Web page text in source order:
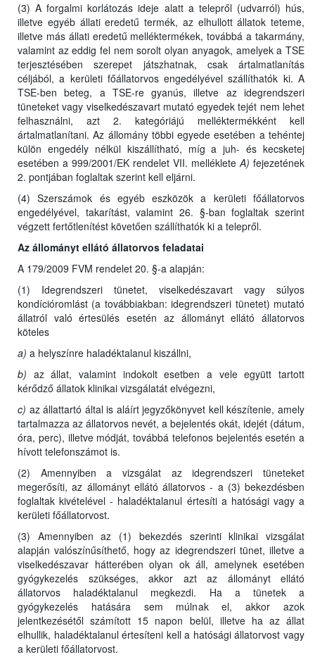
(3) A forgalmi korlátozás ideje alatt a telepről (udvarról) hús,
illetve egyéb állati eredetű termék, az elhullott állatok teteme,
illetve más állati eredetű melléktermékek, továbbá a takarmány,
valamint az eddig fel nem sorolt olyan anyagok, amelyek a TSE
terjesztésében szerepet játszhatnak, csak ártalmatlanítás
céljából, a kerületi főállatorvos engedélyével szállíthatók ki. A
TSE-ben beteg, a TSE-re gyanús, illetve az idegrendszeri
tüneteket vagy viselkedészavart mutató egyedek tejét nem lehet
felhasználni, azt 2. kategóriájú melléktermékként kell
ártalmatlanítani. Az állomány többi egyede esetében a tehéntej
külön engedély nélkül kiszállítható, míg a juh- és kecsketej
esetében a 999/2001/EK rendelet VII. mellékleteA) fejezetének
2. pontjában foglaltak szerint kell eljárni.
(4) Szerszámok és egyéb eszközök a kerületi főállatorvos
engedélyével, takarítást, valamint 26. §-ban foglaltak szerint
végzett fertőtlenítést követően szállíthatók ki a telepről.
Az állományt ellátó állatorvos feladatai
A 179/2009 FVM rendelet 20. §-a alapján:
(1) Idegrendszeri tünetet, viselkedészavart vagy súlyos
kondícióromlást (a továbbiakban: idegrendszeri tünetet) mutató
állatról való értesülés esetén az állományt ellátó állatorvos
köteles
a) a helyszínre haladéktalanul kiszállni,
b) az állat, valamint indokolt esetben a vele együtt tartott
kérődző állatok klinikai vizsgálatát elvégezni,
c) az állattartó által is aláírt jegyzőkönyvet kell készítenie, amely
tartalmazza az állatorvos nevét, a bejelentés okát, idejét (dátum,
óra, perc), illetve módját, továbbá telefonos bejelentés esetén a
hívott telefonszámot is.
(2) Amennyiben a vizsgálat az idegrendszeri tüneteket
megerősíti, az állományt ellátó állatorvos - a (3) bekezdésben
foglaltak kivételével - haladéktalanul értesíti a hatósági vagy a
kerületi főállatorvost.
(3) Amennyiben az (1) bekezdés szerinti klinikai vizsgálat
alapján valószínűsíthető, hogy az idegrendszeri tünet, illetve a
viselkedészavar hátterében olyan ok áll, amelynek esetében
gyógykezelés szükséges, akkor azt az állományt ellátó
állatorvos haladéktalanul megkezdi. Ha a tünetek a
gyógykezelés hatására sem múlnak el, akkor azok
jelentkezésétől számított 15 napon belül, illetve ha az állat
elhullik, haladéktalanul értesíteni kell a hatósági állatorvost vagy
a kerületi főállatorvost.